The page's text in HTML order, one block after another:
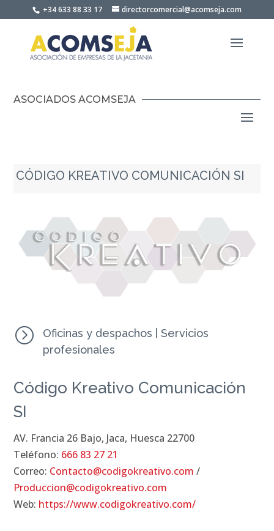
to
+34 633 88 33 17 directorcomercial@acomseja.com
ASOCIADOS ACOMSEJA
CÓDIGO KREATIVO COMUNICACIÓN SI
= Oficinas y despachos
Servicios
profesionales
Código Kreativo Comunicación
SI
AV. Francia 26 Bajo, Jaca, Huesca 22700
Teléfono: 666 83 27 21
Correo: Contacto@codigokreativo.com /
Produccion@codigokreativo.com
Web: https://www.codigokreativo.com/